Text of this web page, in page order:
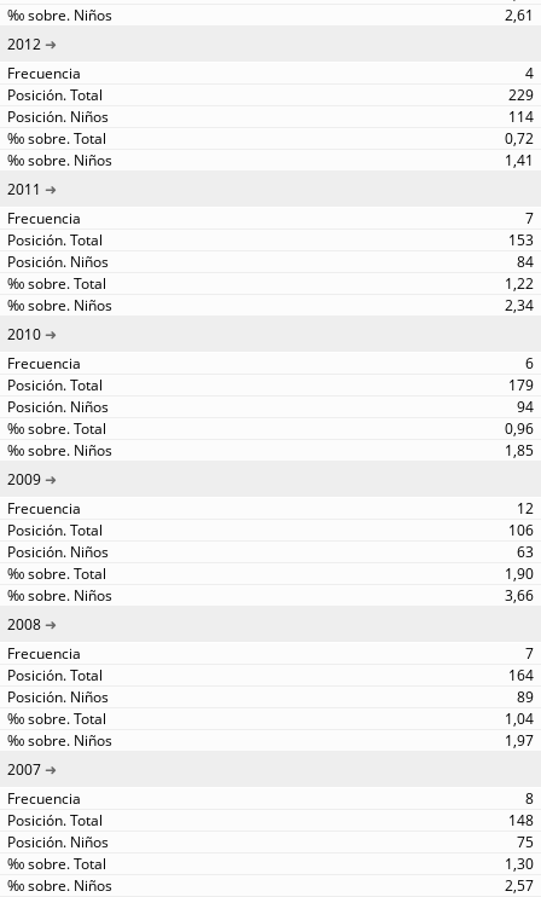
2,61
2012
4
229
114
0,72
1,41
2011
7
153
84
1,22
2,34
2010
6
179
94
0,96
1,85
2009
12
106
63
1,90
3,66
2008
7
164
89
1,04
1,97
2007
8
148
75
1,30
2,57